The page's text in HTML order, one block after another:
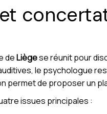
deLiègese réunit pour
le psychologue
permet de proposer un
issues principales :